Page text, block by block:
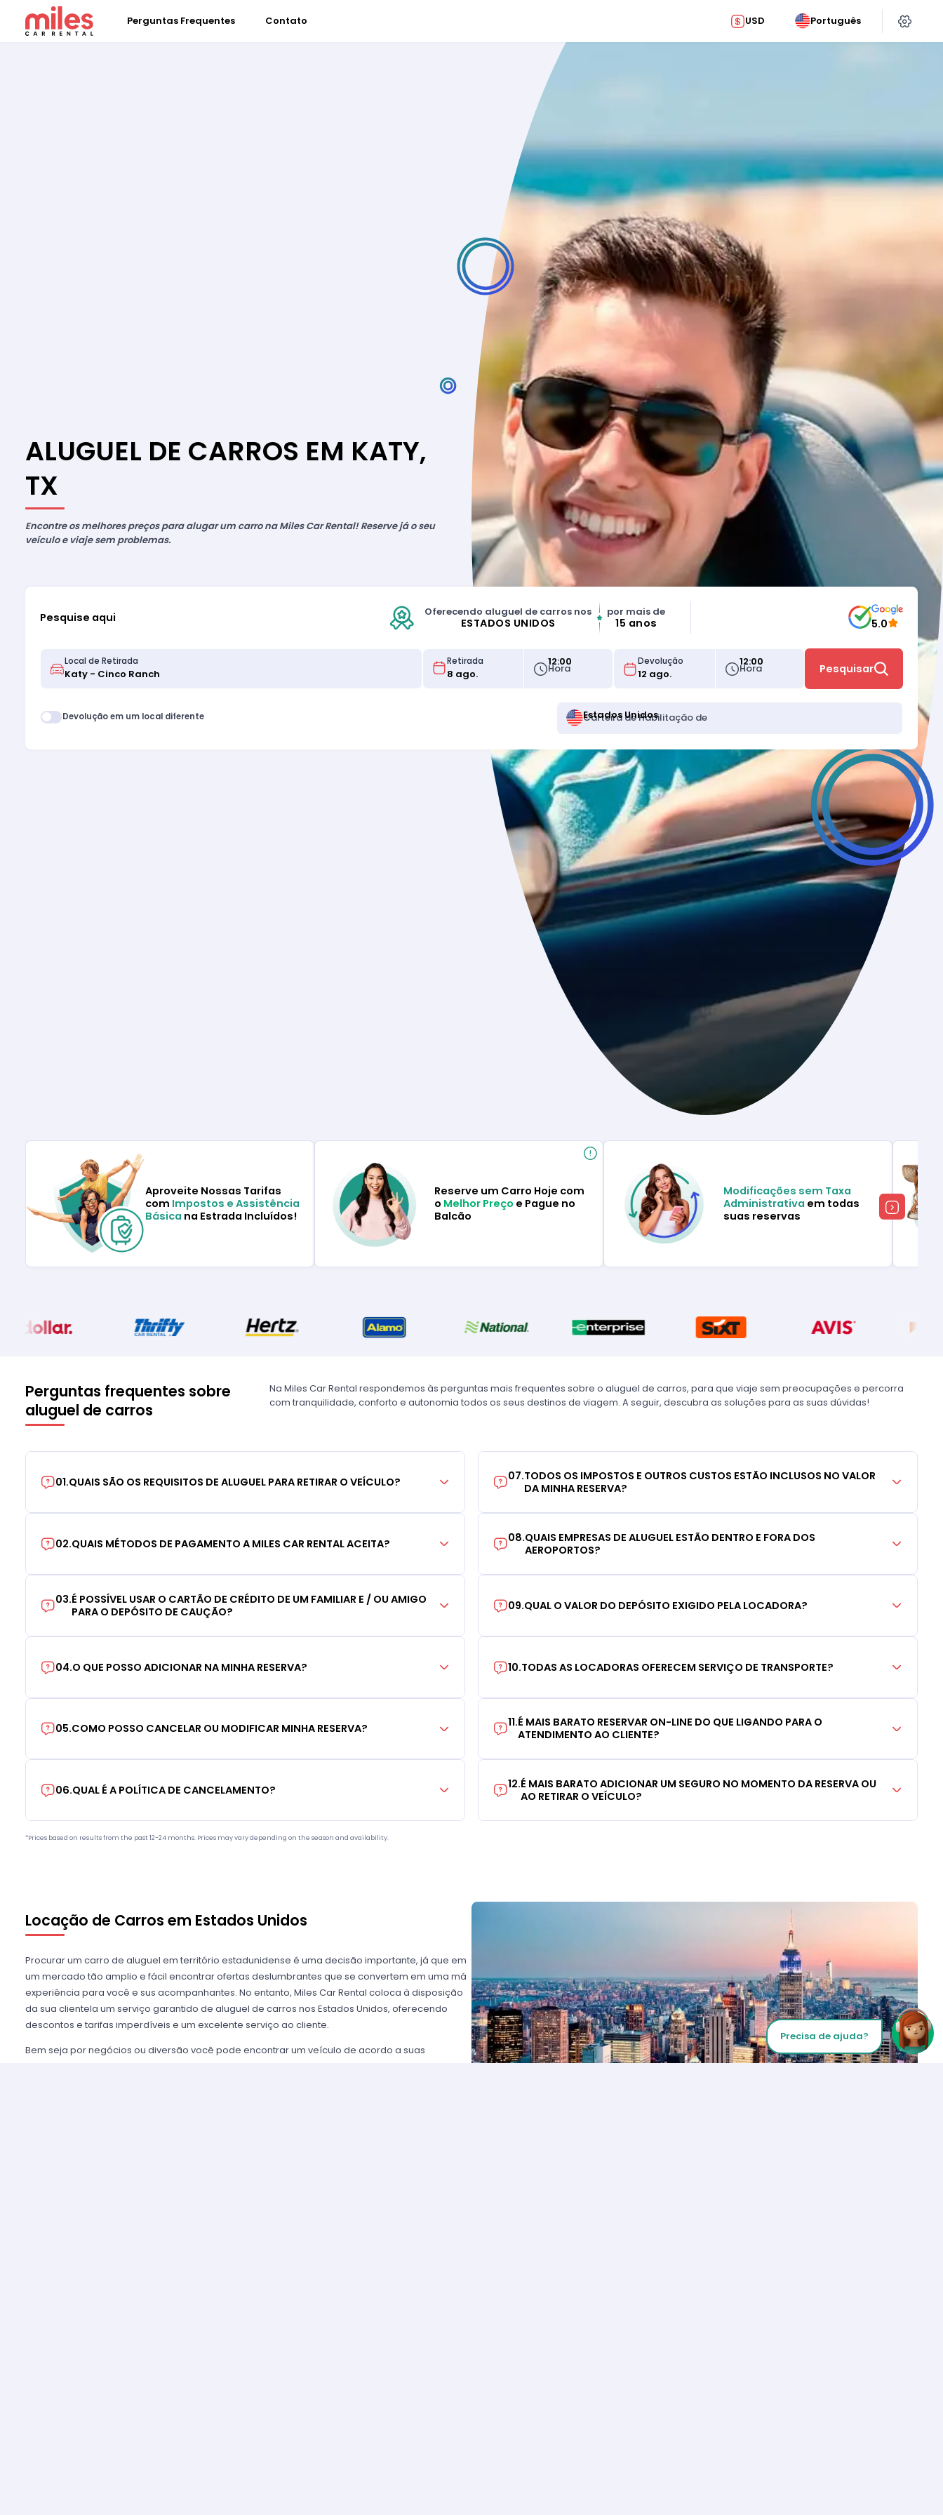
Perguntas Frequentes Contato USD Português
ALUGUEL DE CARROS EM KATY,
TX
Encontre os melhores preços para alugar um carro na Miles Car Rental! Reserve já o seu
veículo e viaje sem problemas.
Pesquise aqui Oferecendo aluguel de carros nos
ESTADOS UNIDOS
por mais de
15 anos 5.0
Local de Retirada Retirada
Hora
12:00 Devolução
Hora
12:00
Pesquisar
Devolução em um local diferente Carteira de Habilitação de
Estados Unidos
Aproveite Nossas Tarifas
com Impostos e Assistência
Básica na Estrada Incluídos!
Reserve um Carro Hoje com
o Melhor Preço e Pague no
Balcão
Modificações sem Taxa
Administrativa em todas
suas reservas
Perguntas frequentes sobre
aluguel de carros
Na Miles Car Rental respondemos às perguntas mais frequentes sobre o aluguel de carros, para que viaje sem preocupações e percorra
com tranquilidade, conforto e autonomia todos os seus destinos de viagem. A seguir, descubra as soluções para as suas dúvidas!
01.QUAIS SÃO OS REQUISITOS DE ALUGUEL PARA RETIRAR O VEÍCULO?
02.QUAIS MÉTODOS DE PAGAMENTO A MILES CAR RENTAL ACEITA?
03.É POSSÍVEL USAR O CARTÃO DE CRÉDITO DE UM FAMILIAR E / OU AMIGO
PARA O DEPÓSITO DE CAUÇÃO?
04.O QUE POSSO ADICIONAR NA MINHA RESERVA?
05.COMO POSSO CANCELAR OU MODIFICAR MINHA RESERVA?
06.QUAL É A POLÍTICA DE CANCELAMENTO?
07.TODOS OS IMPOSTOS E OUTROS CUSTOS ESTÃO INCLUSOS NO VALOR
DA MINHA RESERVA?
08.QUAIS EMPRESAS DE ALUGUEL ESTÃO DENTRO E FORA DOS
AEROPORTOS?
09.QUAL O VALOR DO DEPÓSITO EXIGIDO PELA LOCADORA?
10.TODAS AS LOCADORAS OFERECEM SERVIÇO DE TRANSPORTE?
11.É MAIS BARATO RESERVAR ON-LINE DO QUE LIGANDO PARA O
ATENDIMENTO AO CLIENTE?
12.É MAIS BARATO ADICIONAR UM SEGURO NO MOMENTO DA RESERVA OU
AO RETIRAR O VEÍCULO?
*Prices based on results from the past 12-24 months. Prices may vary depending on the season and availability.
Locação de Carros em Estados Unidos
Procurar um carro de aluguel em território estadunidense é uma decisão importante, já que em
um mercado tão amplio e fácil encontrar ofertas deslumbrantes que se convertem em uma má
experiência para você e sus acompanhantes. No entanto, Miles Car Rental coloca à disposição
da sua clientela um serviço garantido de aluguel de carros nos Estados Unidos, oferecendo
descontos e tarifas imperdíveis e um excelente serviço ao cliente.
Bem seja por negócios ou diversão você pode encontrar um veículo de acordo a suas
Precisa de ajuda?